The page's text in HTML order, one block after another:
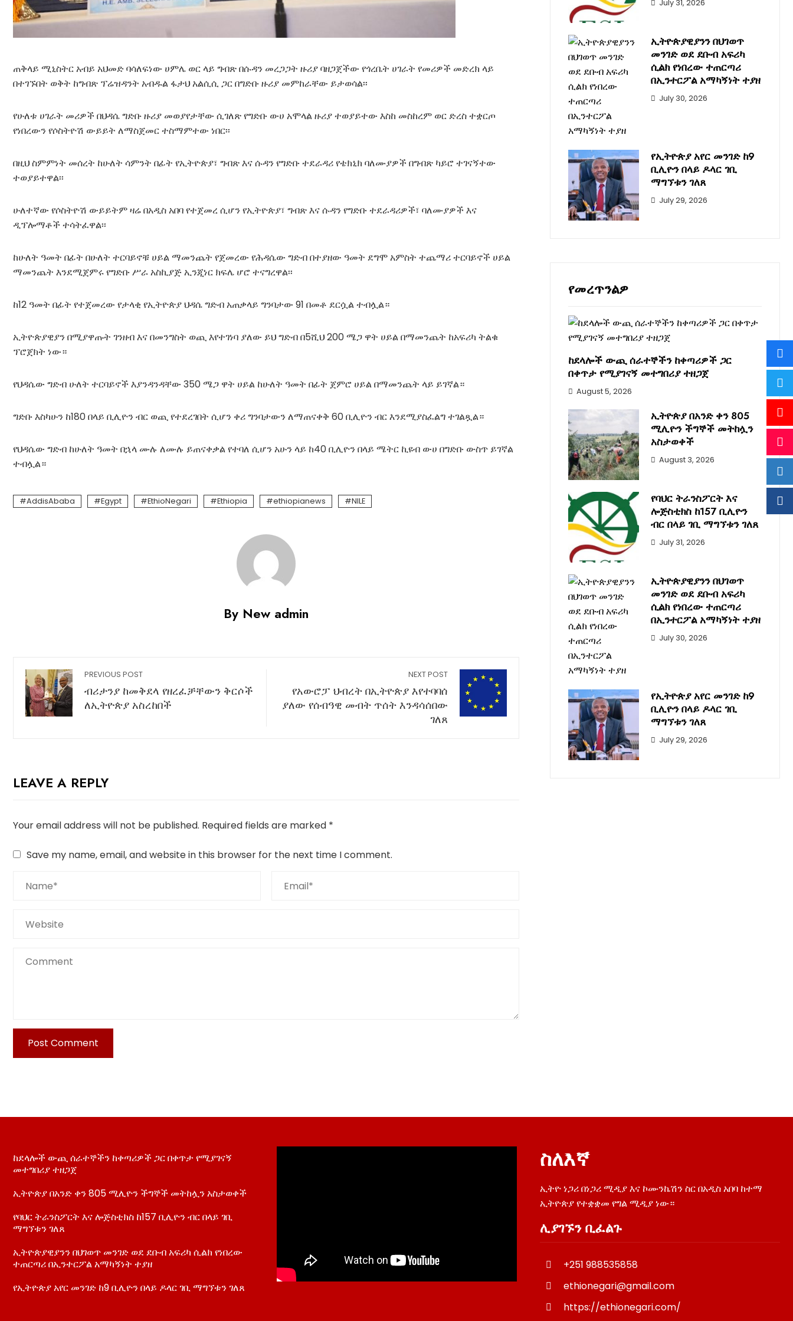
ጠቅላይ ሚኒስትር አብይ አህመድ ባሳለፍነው ሀምሌ ወር ላይ ግብጽ በሱዳን መረጋጋት ዙሪያ ባዘጋጀችው የጎረቤት ሀገራት የመሪዎች መድረክ ላይ
በተገኙበት ወቅት ከግብጽ ፕሬዝዳንት አብዱል ፋታህ አልሲሲ ጋር በግድቡ ዙሪያ መምከራቸው ይታወሳል፡፡
የሁለቱ ሀገራት መሪዎች በህዳሴ ግድቡ ዙሪያ መወያየታቸው ሲገለጽ የግድቡ ውሀ አሞላል ዙሪያ ተወያይተው እስከ መስከረም ወር ድረስ ተቋርጦ
የነበረውን የሶስትዮሽ ውይይት ለማስጀመር ተስማምተው ነበር፡፡
በዚህ ስምምነት መሰረት ከሁለት ሳምንት በፊት የኢትዮጵያ፣ ግብጽ እና ሱዳን የግድቡ ተደራዳሪ የቴክኒክ ባለሙያዎች በግብጽ ካይሮ ተገናኝተው
ተወያይተዋል፡፡
ሁለተኛው የሶስትዮሽ ውይይትም ዛሬ በአዲስ አበባ የተጀመረ ሲሆን የኢትዮጵያ፣ ግብጽ እና ሱዳን የግድቡ ተደራዳሪዎች፣ ባለሙያዎች እና
ዲፕሎማቶች ተሳትፈዋል፡፡
ከሁለት ዓመት በፊት በሁለት ተርባይኖቹ ሀይል ማመንጨት የጀመረው የሕዳሴው ግድብ በተያዘው ዓመት ደግሞ አምስት ተጨማሪ ተርባይኖች ሀይል
ማመንጨት እንደሚጀምሩ የግድቡ ሥራ አስኪያጅ ኢንጂነር ክፍሌ ሆሮ ተናግረዋል፡፡
ከ12 ዓመት በፊት የተጀመረው የታላቂ የኢትዮጵያ ህዳሴ ግድብ አጠቃላይ ግንባታው 91 በመቶ ደርሷል ተብሏል።
ኢትዮጵያዊያን በሚያዋጡት ገንዘብ እና በመንግስት ወጪ እየተገነባ ያለው ይህ ግድብ በ5ሺህ 200 ሜጋ ዋት ሀይል በማመንጨት ከአፍሪካ ትልቁ
ፕሮጀክት ነው።
የህዳሴው ግድብ ሁለት ተርባይኖች እያንዳንዳቸው 350 ሜጋ ዋት ሀይል ከሁለት ዓመት በፊት ጀምሮ ሀይል በማመንጨት ላይ ይገኛል።
ግድቡ እስካሁን ከ180 በላይ ቢሊዮን ብር ወጪ የተደረገበት ሲሆን ቀሪ ግንባታውን ለማጠናቀቅ 60 ቢሊዮን ብር እንደሚያስፈልግ ተገልጿል።
የህዳሴው ግድብ ከሁለት ዓመት በኋላ ሙሉ ለሙሉ ይጠናቀቃል የተባለ ሲሆን አሁን ላይ ከ40 ቢሊዮን በላይ ሜትር ኪዩብ ውሀ በግድቡ ውስጥ ይገኛል
ተብሏል።
AddisAbaba Egypt EthioNegari Ethiopia ethiopianews NILE
By New admin
PREVIOUS POST
ብሪታንያ ከመቅደላ የዘረፈቻቸውን ቅርሶች
ለኢትዮጵያ አስረከበች
NEXT POST
የአውሮፓ ህብረት በኢትዮጵያ እየተባባሰ
ያለው የሰብዓዊ መብት ጥሰት እንዳሳሰበው
ገለጸ
LEAVE A REPLY
Your email address will not be published. Required fields are marked *
Save my name, email, and website in this browser for the next time I comment.
July 31, 2026
ኢትዮጵያዊያንን በህገወጥ
መንገድ ወደ ደቡብ አፍሪካ
ሲልክ የነበረው ተጠርጣሪ
በኢንተርፖል አማካኝነት ተያዘ
July 30, 2026
የኢትዮጵያ አየር መንገድ ከ9
ቢሊዮን በላይ ዶላር ገቢ
ማግኘቱን ገለጸ
July 29, 2026
የመረጥንልዎ
ከደላሎች ውጪ ሰራተኞችን ከቀጣሪዎች ጋር
በቀጥታ የሚያገናኝ መተግበሪያ ተዘጋጀ
August 5, 2026
ኢትዮጵያ በአንድ ቀን 805
ሚሊዮን ችግኞች መትከሏን
አስታወቀች
August 3, 2026
የባህር ትራንስፖርት እና
ሎጅስቲክስ ከ157 ቢሊዮን
ብር በላይ ገቢ ማግኘቱን ገለጸ
July 31, 2026
ኢትዮጵያዊያንን በህገወጥ
መንገድ ወደ ደቡብ አፍሪካ
ሲልክ የነበረው ተጠርጣሪ
በኢንተርፖል አማካኝነት ተያዘ
July 30, 2026
የኢትዮጵያ አየር መንገድ ከ9
ቢሊዮን በላይ ዶላር ገቢ
ማግኘቱን ገለጸ
July 29, 2026
ከደላሎች ውጪ ሰራተኞችን ከቀጣሪዎች ጋር በቀጥታ የሚያገናኝ
መተግበሪያ ተዘጋጀ
ኢትዮጵያ በአንድ ቀን 805 ሚሊዮን ችግኞች መትከሏን አስታወቀች
የባህር ትራንስፖርት እና ሎጅስቲክስ ከ157 ቢሊዮን ብር በላይ ገቢ
ማግኘቱን ገለጸ
ኢትዮጵያዊያንን በህገወጥ መንገድ ወደ ደቡብ አፍሪካ ሲልክ የነበረው
ተጠርጣሪ በኢንተርፖል አማካኝነት ተያዘ
የኢትዮጵያ አየር መንገድ ከ9 ቢሊዮን በላይ ዶላር ገቢ ማግኘቱን ገለጸ
ስለእኛ
ኢትዮ ነጋሪ በነጋሪ ሚዲያ እና ኮሙንኬሽን ስር በአዲስ አበባ ከተማ
ኢትዮጵያ የተቋቋመ የግል ሚዲያ ነው።
ሊያገኙን ቢፈልጉ
+251 988535858
ethionegari@gmail.com
https://ethionegari.com/